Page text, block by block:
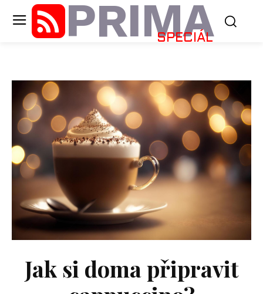
PRIMA
SPECIÁL
Jak si doma připravit